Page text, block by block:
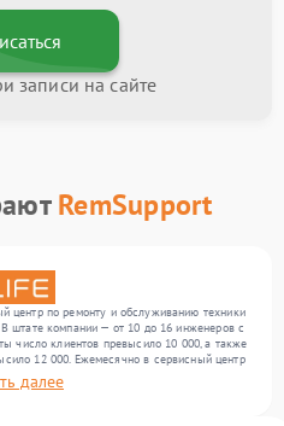
записи на сайте
RemSupport
центр по ремонту и обслуживанию техники
штате компании — от 10 до 16 инженеров с
число клиентов превысило 10 000, а также
12 000. Ежемесячно в сервисный центр
, , . Мы работаем с широким спектром
стандарт качества благодаря
далее